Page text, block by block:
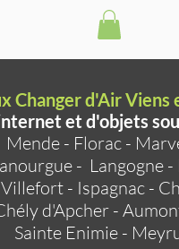
Changer d'Air Viens
et d'objets
Mende- Florac-
- Langogne-
Villefort - Ispagnac -
d'Apcher-
Sainte Enimie-